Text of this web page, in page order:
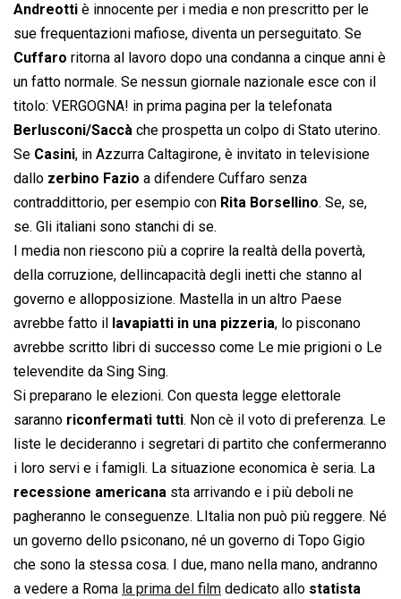
Andreotti è innocente per i media e non prescritto per le
sue frequentazioni mafiose, diventa un perseguitato. Se
Cuffaro ritorna al lavoro dopo una condanna a cinque anni è
un fatto normale. Se nessun giornale nazionale esce con il
titolo: VERGOGNA! in prima pagina per la telefonata
Berlusconi/Saccà che prospetta un colpo di Stato uterino.
Se Casini, in Azzurra Caltagirone, è invitato in televisione
dallo zerbino Fazio a difendere Cuffaro senza
contraddittorio, per esempio con Rita Borsellino. Se, se,
se. Gli italiani sono stanchi di se.
I media non riescono più a coprire la realtà della povertà,
della corruzione, dellincapacità degli inetti che stanno al
governo e allopposizione. Mastella in un altro Paese
avrebbe fatto il
lavapiatti in una pizzeria, lo pisconano
avrebbe scritto libri di successo come Le mie prigioni o Le
televendite da Sing Sing.
Si preparano le elezioni. Con questa legge elettorale
saranno riconfermati tutti. Non cè il voto di preferenza. Le
liste le decideranno i segretari di partito che confermeranno
i loro servi e i famigli. La situazione economica è seria. La
recessione americana sta arrivando e i più deboli ne
pagheranno le conseguenze. LItalia non può più reggere. Né
un governo dello psiconano, né un governo di Topo Gigio
che sono la stessa cosa. I due, mano nella mano, andranno
a vedere a Roma la prima del film dedicato allo statista